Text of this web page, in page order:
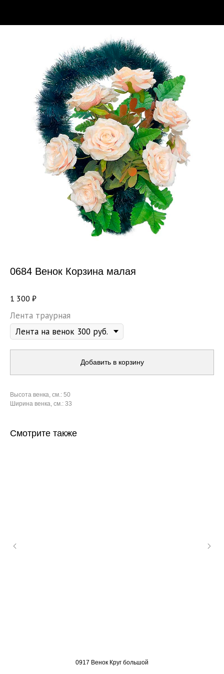
0684 Венок Корзина малая
1 300 ₽
Лента траурная
Добавить в корзину
Высота венка, см.: 50
Ширина венка, см.: 33
Смотрите также
0917 Венок Круг большой